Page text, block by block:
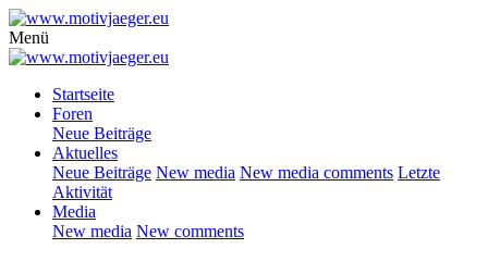
Menü
Startseite
Foren
Neue Beiträge
Aktuelles
Neue Beiträge New media New media comments Letzte
Aktivität
Media
New media New comments